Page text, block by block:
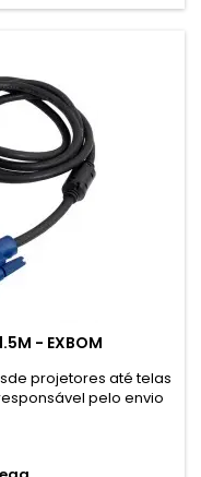
- EXBOM
projetores até telas
pelo envio
ou emissor e
uma vez ligados a